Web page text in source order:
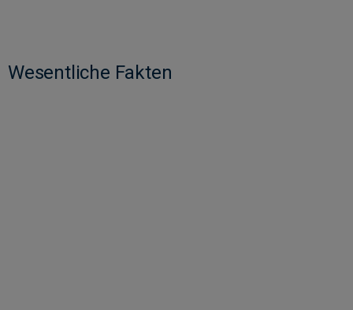
Wesentliche Fakten